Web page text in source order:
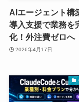
AIエージェント構
導入支援で業務を
化！外注費ゼロへ
2026年4月17日